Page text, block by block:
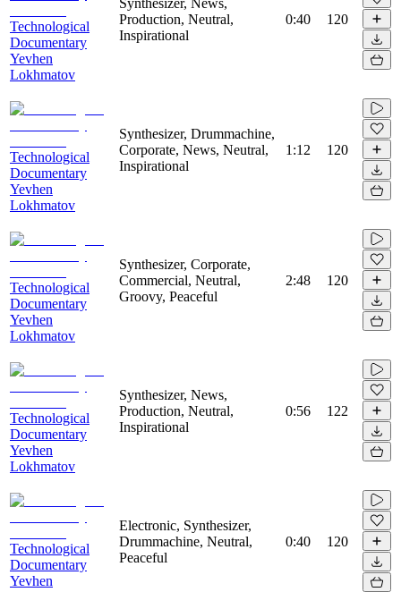
Technological
Documentary
Yevhen
Lokhmatov
Production, Neutral,
Inspirational
0:40 120
Technological
Documentary
Yevhen
Lokhmatov
Synthesizer, Drummachine,
Corporate, News, Neutral,
Inspirational
1:12 120
Technological
Documentary
Yevhen
Lokhmatov
Synthesizer, Corporate,
Commercial, Neutral,
Groovy, Peaceful
2:48 120
Technological
Documentary
Yevhen
Lokhmatov
Synthesizer, News,
Production, Neutral,
Inspirational
0:56 122
Technological
Documentary
Yevhen
Electronic, Synthesizer,
Drummachine, Neutral,
Peaceful
0:40 120